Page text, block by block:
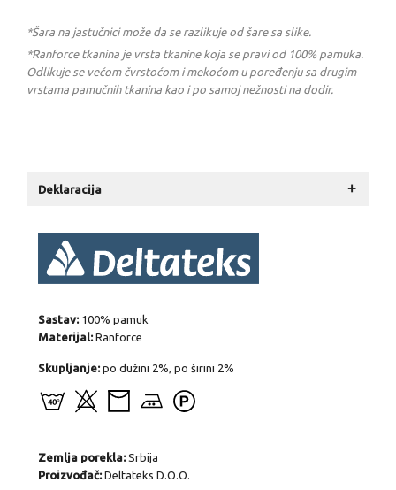
*Šara na jastučnici može da se razlikuje od šare sa slike.
*Ranforce tkanina je vrsta tkanine koja se pravi od 100% pamuka.
Odlikuje se većom čvrstoćom i mekoćom u poređenju sa drugim
vrstama pamučnih tkanina kao i po samoj nežnosti na dodir.
Deklaracija +
Sastav:100% pamuk
Materijal:Ranforce
Skupljanje:po dužini 2%, po širini 2%
Zemlja porekla:Srbija
Proizvođač:Deltateks D.O.O.